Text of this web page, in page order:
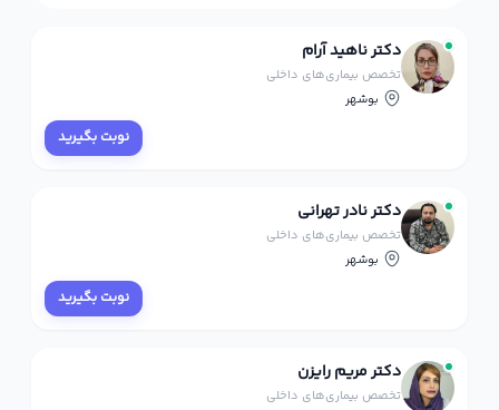
دکتر ناهید آرام
تخصص بیماری‌های داخلی
بوشهر
نوبت بگیرید
دکتر نادر تهرانی
تخصص بیماری‌های داخلی
بوشهر
نوبت بگیرید
دکتر مریم رایزن
تخصص بیماری‌های داخلی